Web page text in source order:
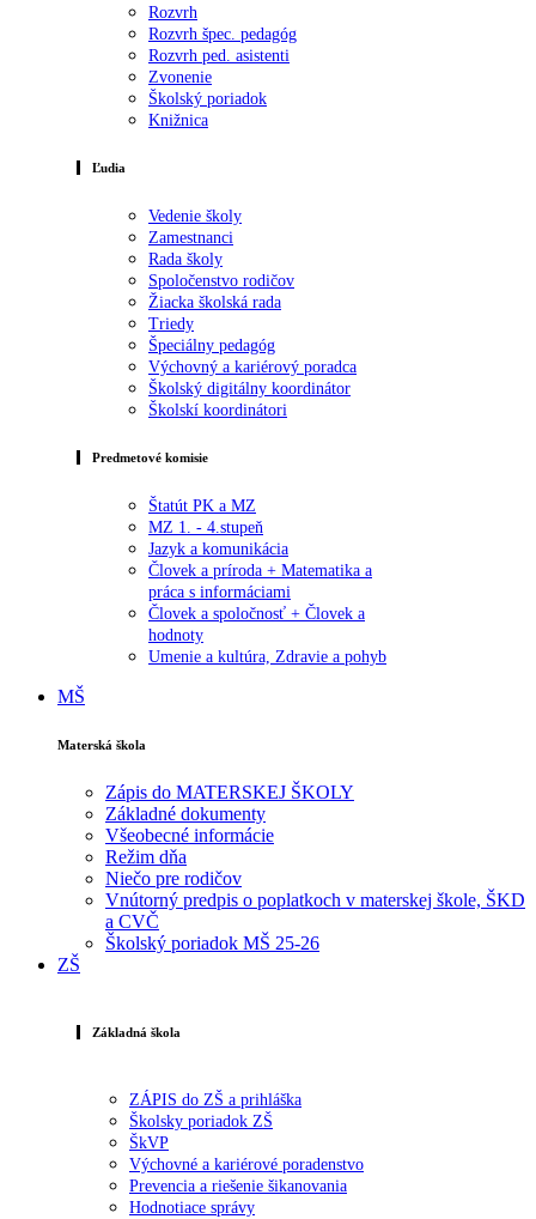
Rozvrh
Rozvrh špec. pedagóg
Rozvrh ped. asistenti
Zvonenie
Školský poriadok
Knižnica
Ľudia
Vedenie školy
Zamestnanci
Rada školy
Spoločenstvo rodičov
Žiacka školská rada
Triedy
Špeciálny pedagóg
Výchovný a kariérový poradca
Školský digitálny koordinátor
Školskí koordinátori
Predmetové komisie
Štatút PK a MZ
MZ 1. - 4.stupeň
Jazyk a komunikácia
Človek a príroda + Matematika a
práca s informáciami
Človek a spoločnosť + Človek a
hodnoty
Umenie a kultúra, Zdravie a pohyb
MŠ
Materská škola
Zápis do MATERSKEJ ŠKOLY
Základné dokumenty
Všeobecné informácie
Režim dňa
Niečo pre rodičov
Vnútorný predpis o poplatkoch v materskej škole, ŠKD
a CVČ
Školský poriadok MŠ 25-26
ZŠ
Základná škola
ZÁPIS do ZŠ a prihláška
Školsky poriadok ZŠ
ŠkVP
Výchovné a kariérové poradenstvo
Prevencia a riešenie šikanovania
Hodnotiace správy